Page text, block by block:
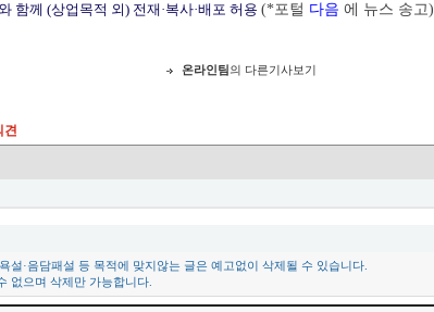
함께 (상업목적 외) 전재·복사·배포 허용 (*포털 다음 에 뉴스 송고)
온라인팀의 다른기사보기
견
설·음담패설 등 목적에 맞지않는 글은 예고없이 삭제될 수 있습니다.
없으며 삭제만 가능합니다.